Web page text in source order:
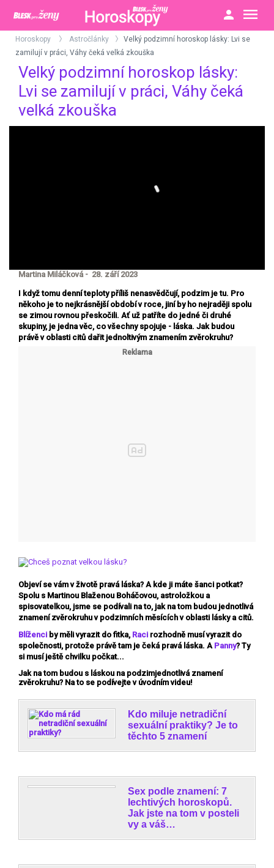
Horoskopy Astročlánky
Velký podzimní horoskop lásky: Lvi se
zamilují v práci, Váhy čeká velká zkouška
Velký podzimní horoskop lásky:
Lvi se zamilují v práci, Váhy čeká
velká zkouška
Martina Miláčková - 28. září 2023
I když tomu denní teploty příliš nenasvědčují, podzim je tu. Pro
někoho je to nejkrásnější období v roce, jiní by ho nejraději spolu
se zimou rovnou přeskočili. Ať už patříte do jedné či druhé
skupiny, je jedna věc, co všechny spojuje - láska. Jak budou
právě v oblasti citů dařit jednoltivým znamením zvěrokruhu?
Objeví se vám v životě pravá láska? A kde ji máte šanci potkat?
Spolu s Martinou Blaženou Boháčovou, astroložkou a
spisovatelkou, jsme se podívali na to, jak na tom budou jednotlivá
znamení zvěrokruhu v podzimních měsících v oblasti lásky a citů.
Blíženci by měli vyrazit do fitka, Raci rozhodně musí vyrazit do
společnosti, protože právě tam je čeká pravá láska. A Panny? Ty
si musí ještě chvilku počkat...
Jak na tom budou s láskou na podzimjednotlivá znamení
zvěrokruhu? Na to se podívejte v úvodním videu!
Kdo miluje netradiční
sexuální praktiky? Je to
těchto 5 znamení
Sex podle znamení: 7
lechtivých horoskopů.
Jak jste na tom v posteli
vy a váš…